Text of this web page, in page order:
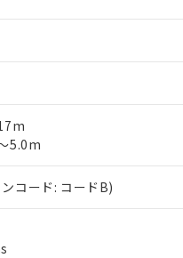
5.0m
コード: コードB)